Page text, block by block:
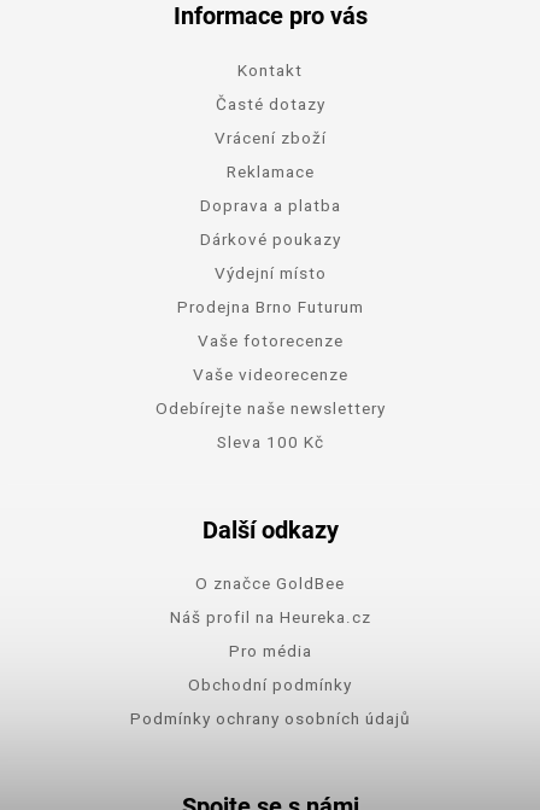
Informace pro vás
Kontakt
Časté dotazy
Vrácení zboží
Reklamace
Doprava a platba
Dárkové poukazy
Výdejní místo
Prodejna Brno Futurum
Vaše fotorecenze
Vaše videorecenze
Odebírejte naše newslettery
Sleva 100 Kč
Další odkazy
O značce GoldBee
Náš profil na Heureka.cz
Pro média
Obchodní podmínky
Podmínky ochrany osobních údajů